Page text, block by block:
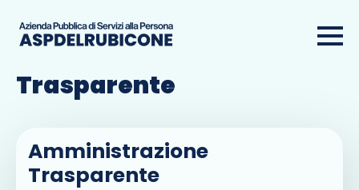
Amministrazione
Trasparente
Amministrazione
Trasparente